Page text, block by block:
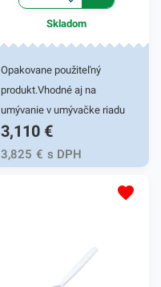
Skladom
Opakovane použiteľný
produkt.Vhodné aj na
umývanie v umývačke riadu
(aj viac ako 125 cyklov).
3,110 €
3,825 € s DPH